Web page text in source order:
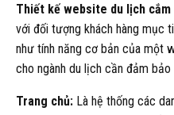
Thiết kế website du lịch
với đối tượng khách hàng mục
như tính năng cơ bản của một
cho ngành du lịch cần đảm
Trang chủ: Là hệ thống các